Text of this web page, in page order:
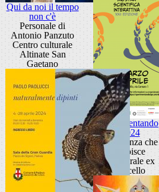
Qui da noi il tempo
non c'è
Personale di
Antonio Panzuto
Centro culturale
Altinate San
Gaetano
Sperimentando
2024
La scienza che
stupisce
Cattedrale ex
Macello